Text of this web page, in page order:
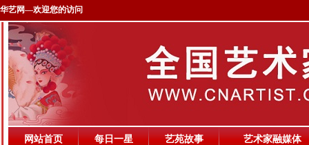
华艺网—欢迎您的访问
网站首页 每日一星 艺苑故事 艺术家融媒体